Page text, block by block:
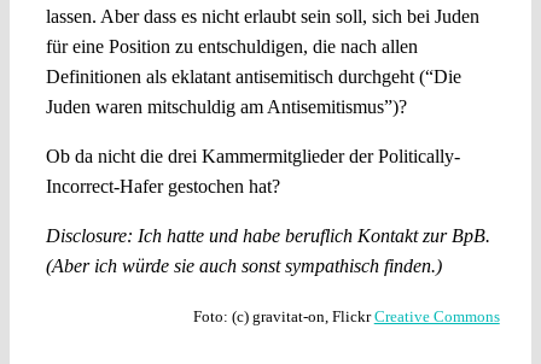
lassen. Aber dass es nicht erlaubt sein soll, sich bei Juden
für eine Position zu entschuldigen, die nach allen
Definitionen als eklatant antisemitisch durchgeht (“Die
Juden waren mitschuldig am Antisemitismus”)?
Ob da nicht die drei Kammermitglieder der Politically-
Incorrect-Hafer gestochen hat?
Disclosure: Ich hatte und habe beruflich Kontakt zur BpB.
(Aber ich würde sie auch sonst sympathisch finden.)
Foto: (c) gravitat-on, FlickrCreative Commons